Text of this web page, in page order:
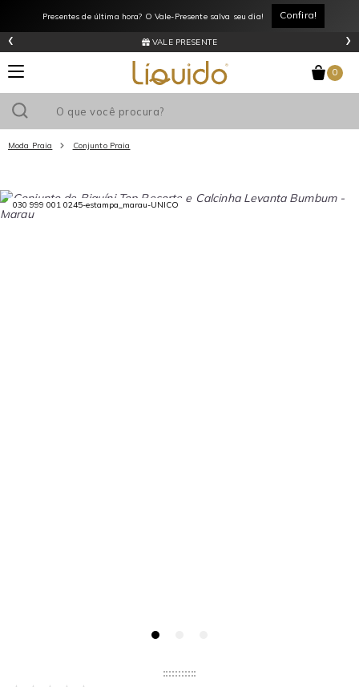
Presentes de última hora? O Vale-Presente salva seu dia! Confira!
VALE PRESENTE
‹ ›
0
Moda Praia Conjunto Praia
compra acima de R$!
030 999 001 0245-estampa_marau-UNICO